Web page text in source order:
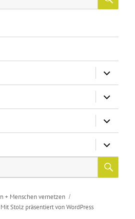
anzeigen
anzeigen
anzeigen
anzeigen
+ Menschen vernetzen
Mit Stolz präsentiert von WordPress